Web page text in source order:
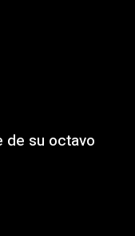
de su octavo